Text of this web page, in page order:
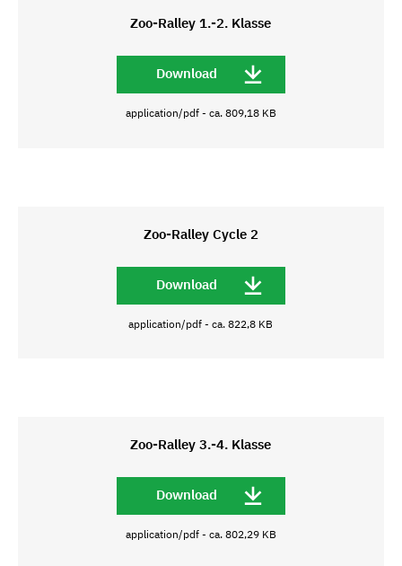
Zoo-Ralley 1.-2. Klasse
Download
application/pdf - ca. 809,18 KB
Zoo-Ralley Cycle 2
Download
application/pdf - ca. 822,8 KB
Zoo-Ralley 3.-4. Klasse
Download
application/pdf - ca. 802,29 KB